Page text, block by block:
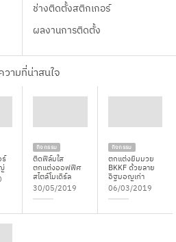
ช่างติดตั้งสติกเกอร์
ผลงานการติดตั้ง
วามที่น่าสนใจ
กิจกรรม
ติดฟิล์มใส
ตกแต่งออฟฟิศ
สไตล์โมเดิร์ล
30/05/2019
กิจกรรม
ตกแต่งยิมมวย
BKKF ด้วยลาย
อิฐมอญเก่า
06/03/2019